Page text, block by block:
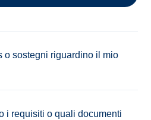
o sostegni riguardino il mio
i requisiti o quali documenti